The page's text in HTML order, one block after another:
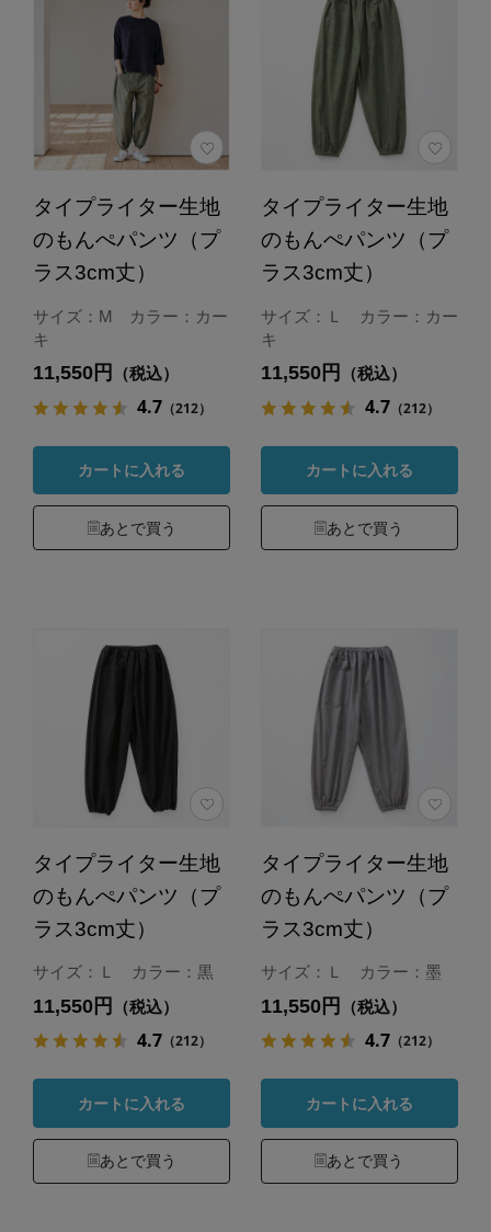
タイプライター生地
のもんぺパンツ（プ
ラス3cm丈）
サイズ：M カラー：カー
キ
11,550円 （税込）
4.7（212）
カートに入れる
あとで買う
タイプライター生地
のもんぺパンツ（プ
ラス3cm丈）
サイズ：Ｌ カラー：カー
キ
11,550円 （税込）
4.7（212）
カートに入れる
あとで買う
タイプライター生地
のもんぺパンツ（プ
ラス3cm丈）
サイズ：Ｌ カラー：黒
11,550円 （税込）
4.7（212）
カートに入れる
あとで買う
タイプライター生地
のもんぺパンツ（プ
ラス3cm丈）
サイズ：Ｌ カラー：墨
11,550円 （税込）
4.7（212）
カートに入れる
あとで買う